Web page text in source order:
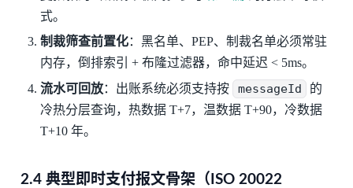
式。
制裁筛查前置化：黑名单、PEP、制裁名单必须常驻
内存，倒排索引 + 布隆过滤器，命中延迟 < 5ms。
流水可回放：出账系统必须支持按 messageId
的
冷热分层查询，热数据 T+7，温数据 T+90，冷数据
T+10 年。
2.4 典型即时支付报文骨架（ISO 20022